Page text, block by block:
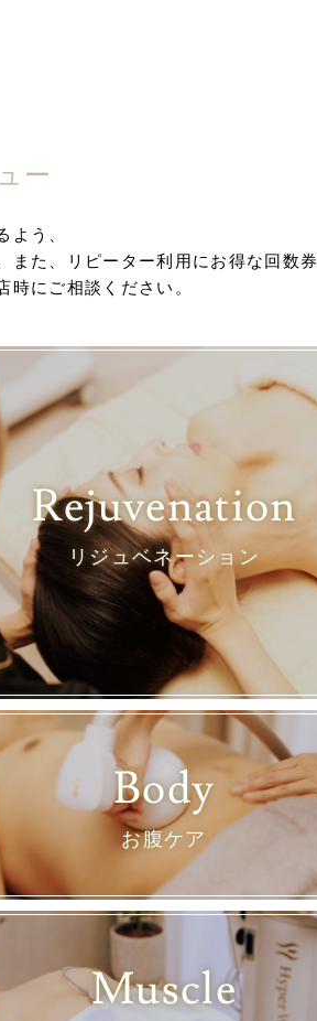
ー
よう、
また、リピーター利用にお得な回数券
時にご相談ください。
Rejuvenation
リジュベネーション
Body
お腹ケア
Muscle